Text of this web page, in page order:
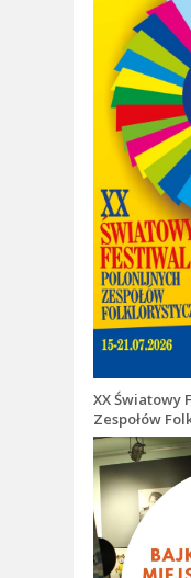
XX Światowy
Zespołów